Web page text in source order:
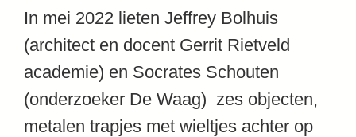
In mei 2022 lieten Jeffrey Bolhuis
(architect en docent Gerrit Rietveld
academie) en Socrates Schouten
(onderzoeker De Waag) zes objecten,
metalen trapjes met wieltjes achter op